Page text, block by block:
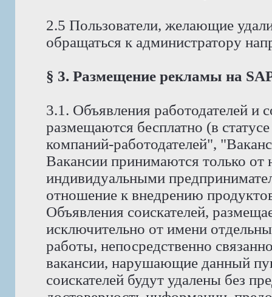
2.5 Пользователи, желающие
обращаться к администратору
§ 3. Размещение рекламы на
3.1. Объявления работодателей и
размещаются бесплатно (в
компаний-работодателей",
Вакансии принимаются только
индивидуальными
отношение к внедрению
Объявления соискателей,
исключительно от имени
работы, непосредственно
вакансии, нарушающие данный
соискателей будут удалены без